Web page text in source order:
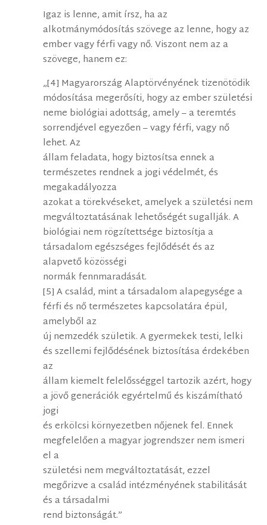
Igaz is lenne, amit írsz, ha az
alkotmánymódosítás szövege az lenne, hogy az
ember vagy férfi vagy nő. Viszont nem az a
szövege, hanem ez:
„[4] Magyarország Alaptörvényének tizenötödik
módosítása megerősíti, hogy az ember születési
neme biológiai adottság, amely – a teremtés
sorrendjével egyezően – vagy férfi, vagy nő
lehet. Az
állam feladata, hogy biztosítsa ennek a
természetes rendnek a jogi védelmét, és
megakadályozza
azokat a törekvéseket, amelyek a születési nem
megváltoztatásának lehetőségét sugallják. A
biológiai nem rögzítettsége biztosítja a
társadalom egészséges fejlődését és az
alapvető közösségi
normák fennmaradását.
[5] A család, mint a társadalom alapegysége a
férfi és nő természetes kapcsolatára épül,
amelyből az
új nemzedék születik. A gyermekek testi, lelki
és szellemi fejlődésének biztosítása érdekében
az
állam kiemelt felelősséggel tartozik azért, hogy
a jövő generációk egyértelmű és kiszámítható
jogi
és erkölcsi környezetben nőjenek fel. Ennek
megfelelően a magyar jogrendszer nem ismeri
el a
születési nem megváltoztatását, ezzel
megőrizve a család intézményének stabilitását
és a társadalmi
rend biztonságát.”